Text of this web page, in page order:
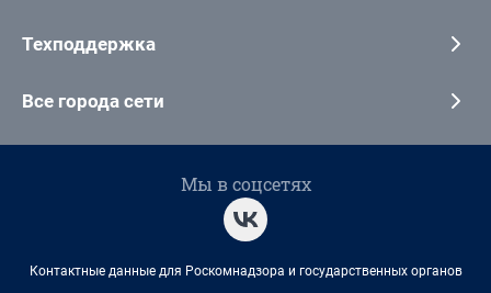
Техподдержка
Все города сети
Мы в соцсетях
Контактные данные для Роскомнадзора и государственных органов